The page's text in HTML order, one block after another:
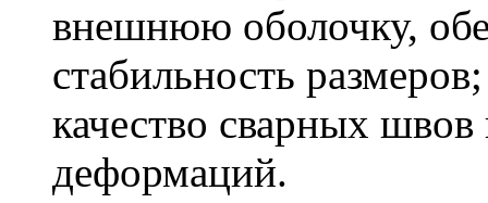
внешнюю оболочку,
стабильность
качество сварных швов
деформаций.